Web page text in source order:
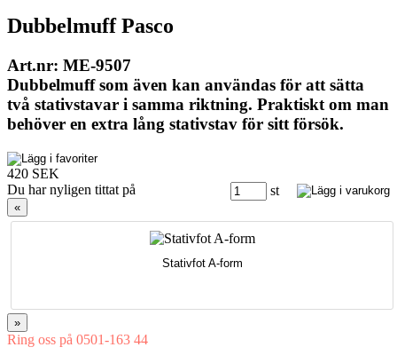
Dubbelmuff Pasco
Art.nr: ME-9507
Dubbelmuff som även kan användas för att sätta
två stativstavar i samma riktning. Praktiskt om man
behöver en extra lång stativstav för sitt försök.
420 SEK
st
Du har nyligen tittat på
«
Stativfot A-form
»
Ring oss på 0501-163 44